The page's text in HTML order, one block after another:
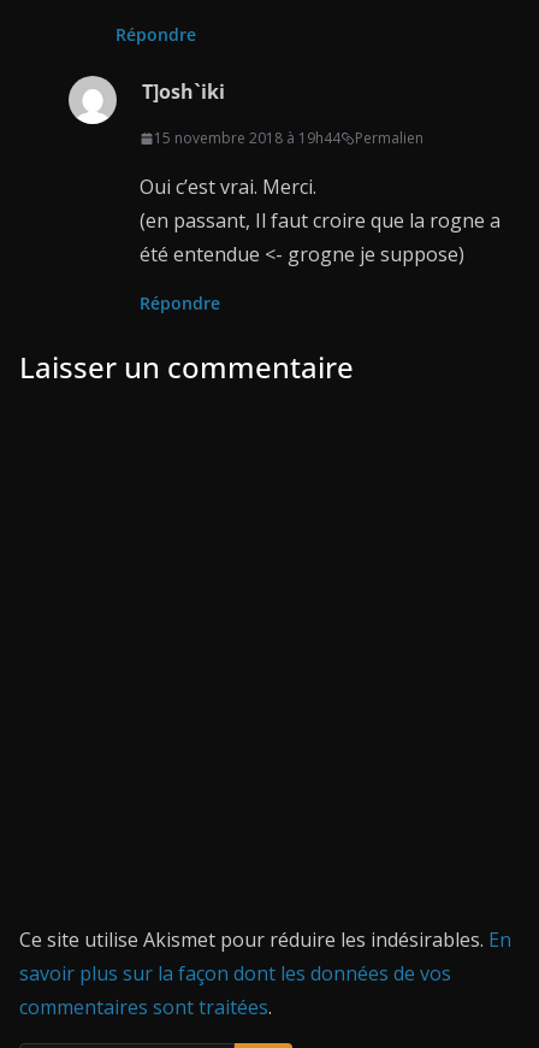
Répondre
T]osh`iki
15 novembre 2018 à 19h44 Permalien
Oui c’est vrai. Merci.
(en passant, Il faut croire que la rogne a
été entendue <- grogne je suppose)
Répondre
Laisser un commentaire
Ce site utilise Akismet pour réduire les indésirables. En
savoir plus sur la façon dont les données de vos
commentaires sont traitées.